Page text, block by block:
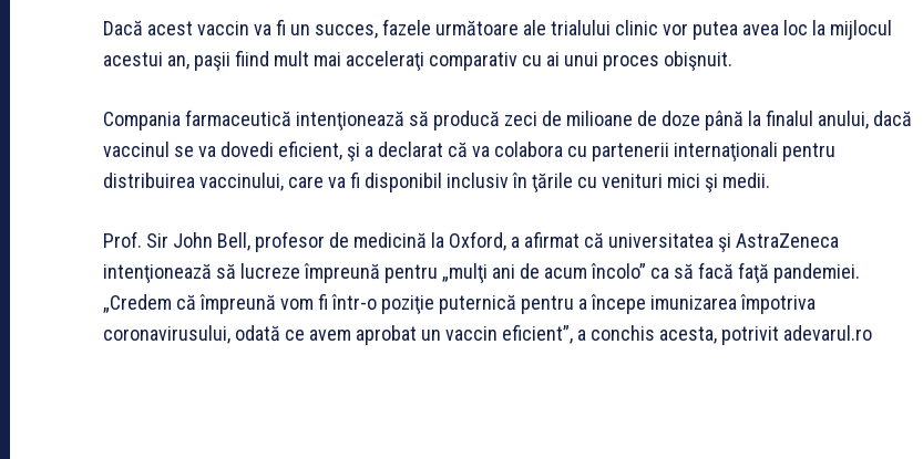
Dacă acest vaccin va fi un succes, fazele următoare ale trialului clinic vor putea avea loc la mijlocul
acestui an, paşii fiind mult mai acceleraţi comparativ cu ai unui proces obişnuit.
Compania farmaceutică intenţionează să producă zeci de milioane de doze până la finalul anului, dacă
vaccinul se va dovedi eficient, şi a declarat că va colabora cu partenerii internaţionali pentru
distribuirea vaccinului, care va fi disponibil inclusiv în ţările cu venituri mici şi medii.
Prof. Sir John Bell, profesor de medicină la Oxford, a afirmat că universitatea şi AstraZeneca
intenţionează să lucreze împreună pentru „mulţi ani de acum încolo” ca să facă faţă pandemiei.
„Credem că împreună vom fi într-o poziţie puternică pentru a începe imunizarea împotriva
coronavirusului, odată ce avem aprobat un vaccin eficient”, a conchis acesta, potrivit adevarul.ro